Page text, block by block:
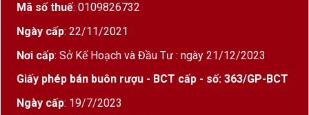
Mã số thuế: 0109826732
Ngày cấp: 22/11/2021
Nơi cấp: Sở Kế Hoạch và Đầu Tư : ngày 21/12/2023
Giấy phép bán buôn rượu - BCT cấp - số: 363/GP-BCT
Ngày cấp: 19/7/2023